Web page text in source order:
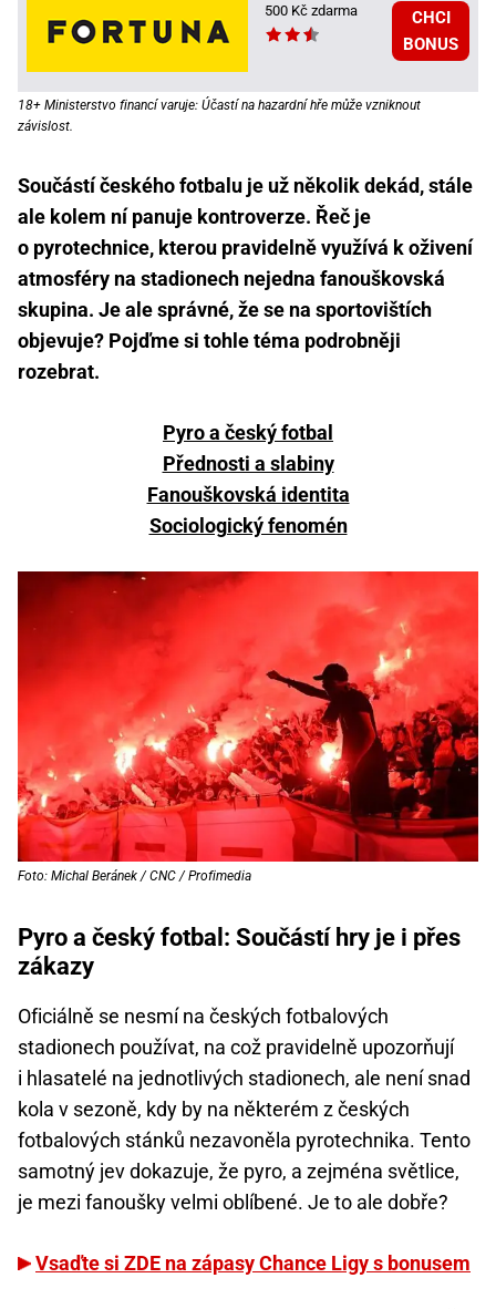
500 Kč zdarma
CHCI
BONUS
18+ Ministerstvo financí varuje: Účastí na hazardní hře může vzniknout
závislost.
Součástí českého fotbalu je už několik dekád, stále
ale kolem ní panuje kontroverze. Řeč je
o pyrotechnice, kterou pravidelně využívá k oživení
atmosféry na stadionech nejedna fanouškovská
skupina. Je ale správné, že se na sportovištích
objevuje? Pojďme si tohle téma podrobněji
rozebrat.
Pyro a český fotbal
Přednosti a slabiny
Fanouškovská identita
Sociologický fenomén
Foto: Michal Beránek / CNC / Profimedia
Pyro a český fotbal: Součástí hry je i přes
zákazy
Oficiálně se nesmí na českých fotbalových
stadionech používat, na což pravidelně upozorňují
i hlasatelé na jednotlivých stadionech, ale není snad
kola v sezoně, kdy by na některém z českých
fotbalových stánků nezavoněla pyrotechnika. Tento
samotný jev dokazuje, že pyro, a zejména světlice,
je mezi fanoušky velmi oblíbené. Je to ale dobře?
Vsaďte si ZDE na zápasy Chance Ligy s bonusem